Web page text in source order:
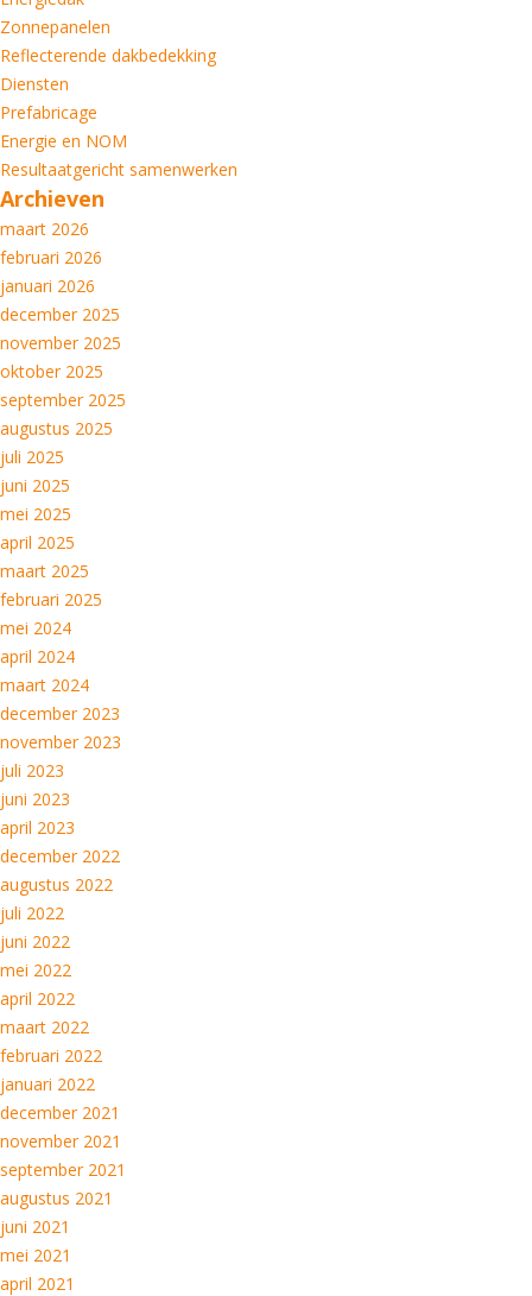
Zonnepanelen
Reflecterende dakbedekking
Diensten
Prefabricage
Energie en NOM
Resultaatgericht samenwerken
Archieven
maart 2026
februari 2026
januari 2026
december 2025
november 2025
oktober 2025
september 2025
augustus 2025
juli 2025
juni 2025
mei 2025
april 2025
maart 2025
februari 2025
mei 2024
april 2024
maart 2024
december 2023
november 2023
juli 2023
juni 2023
april 2023
december 2022
augustus 2022
juli 2022
juni 2022
mei 2022
april 2022
maart 2022
februari 2022
januari 2022
december 2021
november 2021
september 2021
augustus 2021
juni 2021
mei 2021
april 2021